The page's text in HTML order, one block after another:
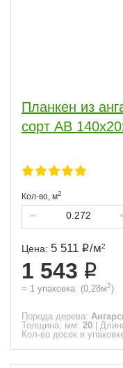
Планкен из
сорт АВ
Кол-во, м2
Цена: 5 511 /м2
1 543
= 1 упаковка (0,28м2)
Порода дерева:
Толщина, мм: 20
Кол-во досок в